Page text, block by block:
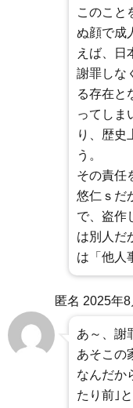
このこと
ぬ顔で成
えば、日
謝罪しな
る存在と
ってしま
り、歴史
う。
その責任
悠仁ｓだ
で、盗作
は別人だ
は「他人
匿名 2025年8
あ～、謝
あそこの
なんだか
たり前｣